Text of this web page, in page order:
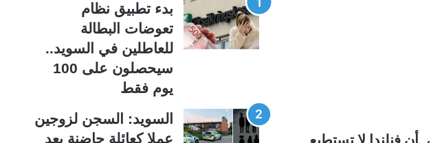
ا
ل
س
ا
ق
ة
ا
ل
ت
ا
ل
بدء تطبيق نظام
تعوضات البطالة
للعاطلين في السويد..
سيحصلون على 100
يوم فقط
السويد: السجن لزوجين
عملا كعائلة حاضنة بعد